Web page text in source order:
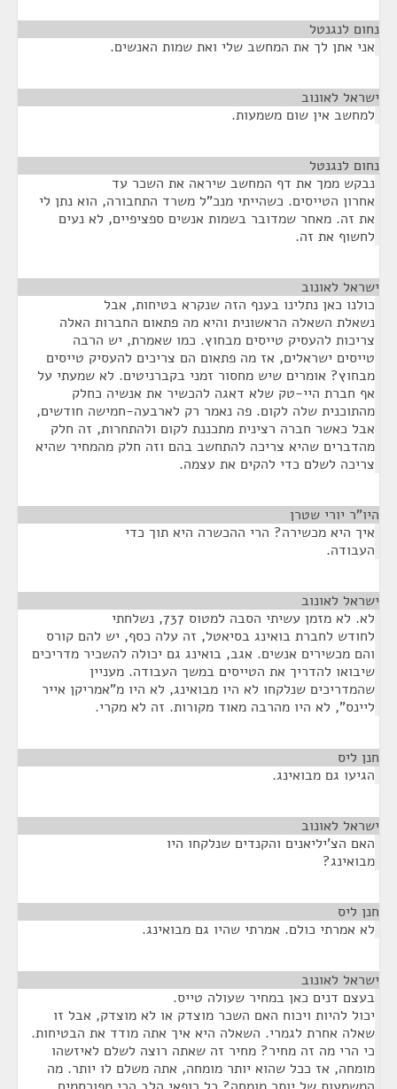
נחום לנגנטל
אני אתן לך את המחשב שלי ואת שמות האנשים.
ישראל לאונוב
למחשב אין שום משמעות.
נחום לנגנטל
נבקש ממך את דף המחשב שיראה את השכר עד
אחרון הטייסים. כשהייתי מנכ"ל משרד התחבורה, הוא נתן לי
את זה. מאחר שמדובר בשמות אנשים ספציפיים, לא נעים
לחשוף את זה.
ישראל לאונוב
כולנו כאן נתלינו בענף הזה שנקרא בטיחות, אבל
נשאלת השאלה הראשונית והיא מה פתאום החברות האלה
צריכות להעסיק טייסים מבחוץ. כמו שאמרת, יש הרבה
טייסים ישראלים, אז מה פתאום הם צריכים להעסיק טייסים
מבחוץ? אומרים שיש מחסור זמני בקברניטים. לא שמעתי על
אף חברת היי-טק שלא דאגה להכשיר את אנשיה כחלק
מהתוכנית שלה לקום. פה נאמר רק לארבעה-חמישה חודשים,
אבל כאשר חברה רצינית מתכננת לקום ולהתחרות, זה חלק
מהדברים שהיא צריכה להתחשב בהם וזה חלק מהמחיר שהיא
צריכה לשלם כדי להקים את עצמה.
היו"ר יורי שטרן
איך היא מכשירה? הרי ההכשרה היא תוך כדי
העבודה.
ישראל לאונוב
לא. לא מזמן עשיתי הסבה למטוס 737, נשלחתי
לחודש לחברת בואינג בסיאטל, זה עלה כסף, יש להם קורס
והם מכשירים אנשים. אגב, בואינג גם יכולה להשכיר מדריכים
שיבואו להדריך את הטייסים במשך העבודה. מעניין
שהמדריכים שנלקחו לא היו מבואינג, לא היו מ"אמריקן אייר
ליינס", לא היו מהרבה מאוד מקורות. זה לא מקרי.
חנן ליס
הגיעו גם מבואינג.
ישראל לאונוב
האם הצ'יליאנים והקנדים שנלקחו היו
מבואינג?
חנן ליס
לא אמרתי כולם. אמרתי שהיו גם מבואינג.
ישראל לאונוב
בעצם דנים כאן במחיר שעולה טייס.
יכול להיות ויכוח האם השכר מוצדק או לא מוצדק, אבל זו
שאלה אחרת לגמרי. השאלה היא איך אתה מודד את הבטיחות.
כי הרי מה זה מחיר? מחיר זה שאתה רוצה לשלם לאיזשהו
מומחה, אז ככל שהוא יותר מומחה, אתה משלם לו יותר. מה